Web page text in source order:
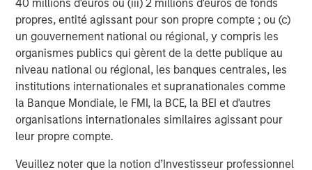
40 millions d'euros ou (iii) 2 millions d'euros de fonds
propres, entité agissant pour son propre compte ; ou (c)
un gouvernement national ou régional, y compris les
organismes publics qui gèrent de la dette publique au
niveau national ou régional, les banques centrales, les
institutions internationales et supranationales comme
la Banque Mondiale, le FMI, la BCE, la BEI et d'autres
organisations internationales similaires agissant pour
leur propre compte.
Veuillez noter que la notion d’Investisseur professionnel
les positions clés du portefeuille, nous avons complété ce
travail en apportant un regard neuf au débat grâce aux
analyses de potentiel haussier et baissier réalisées par
des membres indépendants de l’équipe, et non par
l’équipe de recherche principale, ce qui garantit une
évaluation objective et dénuée d’affect des scénarios
potentiels. Lorsque la visibilité et la prévisibilité des
bénéfices, facteurs clés de notre approche
d’investissement, se sont affaiblies, nous avons décidé